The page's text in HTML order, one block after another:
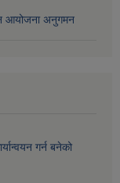
आयोजना अनुगमन
गर्न बनेको